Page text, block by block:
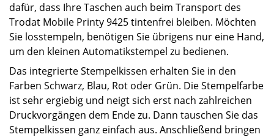
dafür, dass Ihre Taschen auch beim Transport des
Trodat Mobile Printy 9425 tintenfrei bleiben. Möchten
Sie losstempeln, benötigen Sie übrigens nur eine Hand,
um den kleinen Automatikstempel zu bedienen.
Das integrierte Stempelkissen erhalten Sie in den
Farben Schwarz, Blau, Rot oder Grün. Die Stempelfarbe
ist sehr ergiebig und neigt sich erst nach zahlreichen
Druckvorgängen dem Ende zu. Dann tauschen Sie das
Stempelkissen ganz einfach aus. Anschließend bringen